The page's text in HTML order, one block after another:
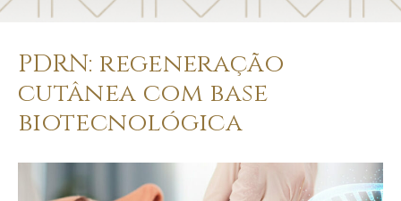
PDRN: regeneração
cutânea com base
biotecnológica